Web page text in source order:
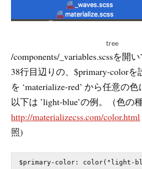
tree
/components/_variables.scssを開
38行目辺りの、$primary-color
を ‘materialize-red’ から任意の色
以下は ’light-blue’の例。（色の
http://materializecss.com/color.html
照)
$primary-color: color("light-